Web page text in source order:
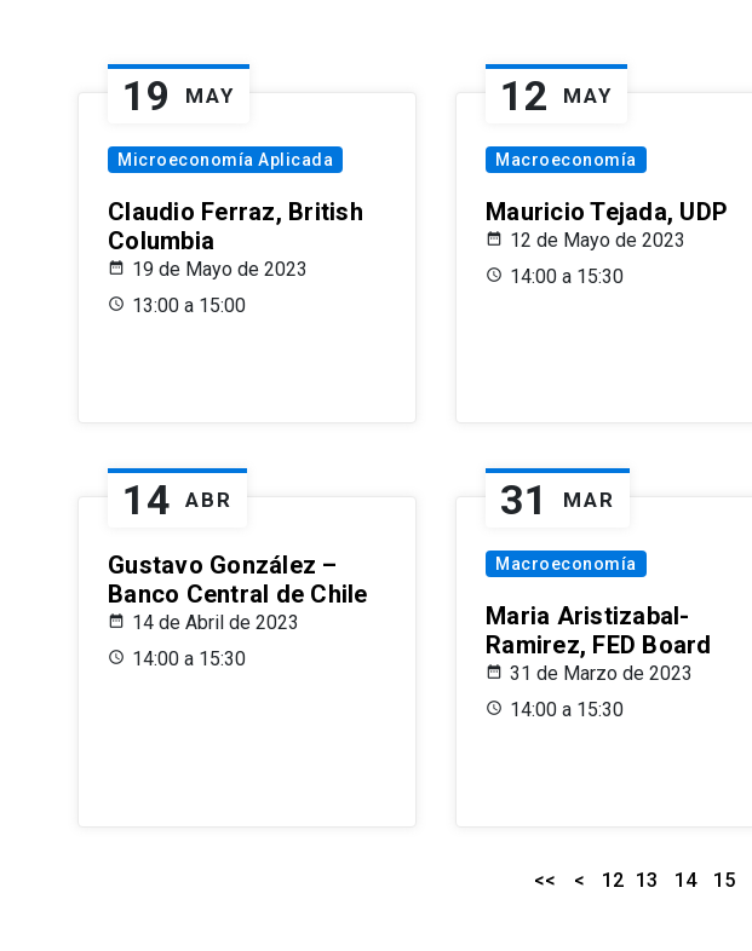
19 MAY
Microeconomía Aplicada
Claudio Ferraz, British
Columbia
19 de Mayo de 2023
13:00 a 15:00
12 MAY
Macroeconomía
Mauricio Tejada, UDP
12 de Mayo de 2023
14:00 a 15:30
14 ABR
Gustavo González –
Banco Central de Chile
14 de Abril de 2023
14:00 a 15:30
31 MAR
Macroeconomía
Maria Aristizabal-
Ramirez, FED Board
31 de Marzo de 2023
14:00 a 15:30
<< < 12 13 14 15